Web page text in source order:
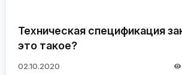
Техническая спецификация
это такое?
02.10.2020